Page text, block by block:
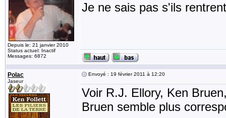
Depuis le: 21 janvier 2010
Status actuel: Inactif
Messages: 6872
Je ne sais pas s'ils
Polac
Jaseur
Envoyé : 19 février 2011 à 12:20
Voir R.J. Ellory, Ken
Bruen semble plus